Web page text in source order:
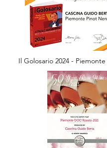
Il Golosario 2024 -